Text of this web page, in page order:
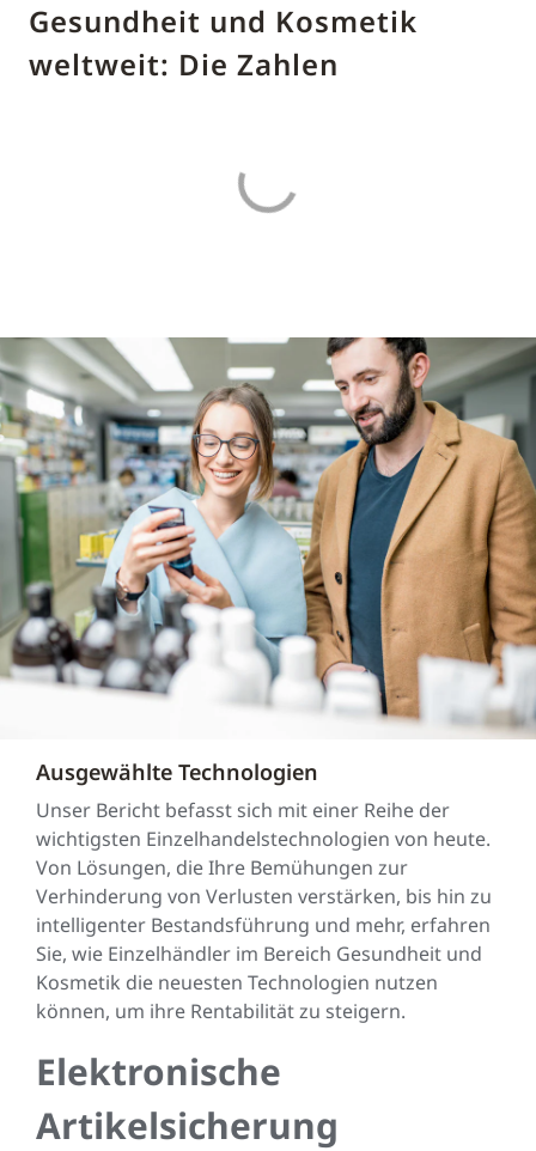
Gesundheit und Kosmetik
weltweit: Die Zahlen
Ausgewählte Technologien
Unser Bericht befasst sich mit einer Reihe der
wichtigsten Einzelhandelstechnologien von heute.
Von Lösungen, die Ihre Bemühungen zur
Verhinderung von Verlusten verstärken, bis hin zu
intelligenter Bestandsführung und mehr, erfahren
Sie, wie Einzelhändler im Bereich Gesundheit und
Kosmetik die neuesten Technologien nutzen
können, um ihre Rentabilität zu steigern.
Elektronische
Artikelsicherung